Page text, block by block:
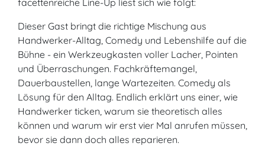
facettenreiche Line-Up liest sich wie folgt:
Dieser Gast bringt die richtige Mischung aus
Handwerker-Alltag, Comedy und Lebenshilfe auf die
Bühne - ein Werkzeugkasten voller Lacher, Pointen
und Überraschungen. Fachkräftemangel,
Dauerbaustellen, lange Wartezeiten. Comedy als
Lösung für den Alltag. Endlich erklärt uns einer, wie
Handwerker ticken, warum sie theoretisch alles
können und warum wir erst vier Mal anrufen müssen,
bevor sie dann doch alles reparieren.